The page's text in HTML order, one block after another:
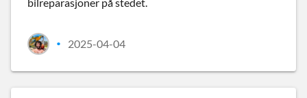
• 2025-04-04